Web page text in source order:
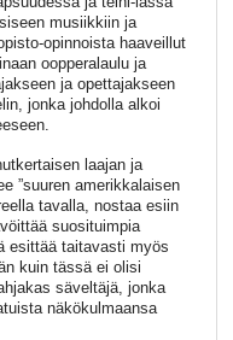
musiikkiin ja
opinnoista haaveillut
oopperalaulu ja
ja opettajakseen
jonka johdolla alkoi
laajan ja
”suuren amerikkalaisen
tavalla, nostaa esiin
suosituimpia
esittää taitavasti myös
kuin tässä ei olisi
säveltäjä, jonka
näkökulmaansa